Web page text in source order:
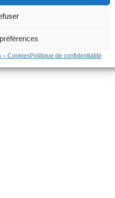
– CookiesPolitique de confidentialité